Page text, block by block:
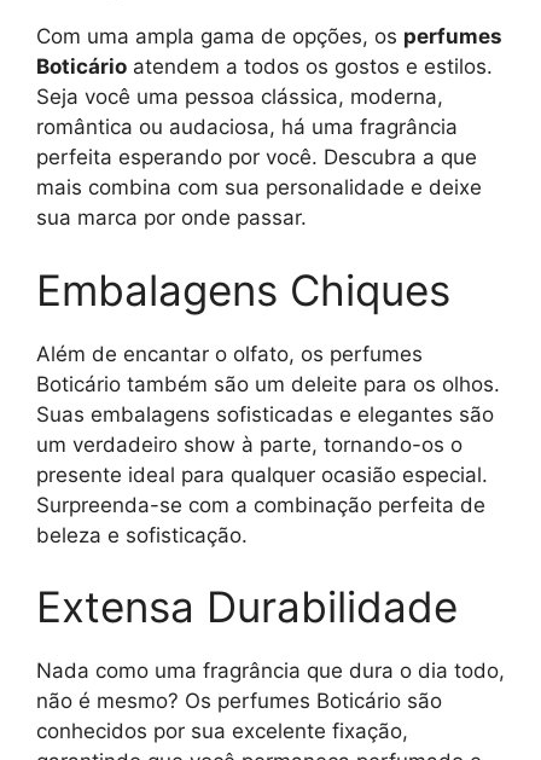
Com uma ampla gama de opções, os perfumes
Boticário atendem a todos os gostos e estilos.
Seja você uma pessoa clássica, moderna,
romântica ou audaciosa, há uma fragrância
perfeita esperando por você. Descubra a que
mais combina com sua personalidade e deixe
sua marca por onde passar.
Embalagens Chiques
Além de encantar o olfato, os perfumes
Boticário também são um deleite para os olhos.
Suas embalagens sofisticadas e elegantes são
um verdadeiro show à parte, tornando-os o
presente ideal para qualquer ocasião especial.
Surpreenda-se com a combinação perfeita de
beleza e sofisticação.
Extensa Durabilidade
Nada como uma fragrância que dura o dia todo,
não é mesmo? Os perfumes Boticário são
conhecidos por sua excelente fixação,